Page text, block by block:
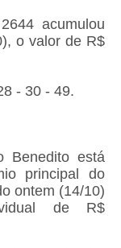
acumulou
o valor de R$
- 30 - 49.
Benedito está
principal do
ontem (14/10)
de R$